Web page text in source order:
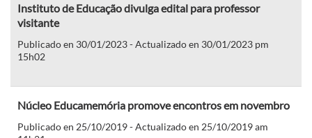
Instituto de Educação divulga edital para professor
visitante
Publicado en 30/01/2023 - Actualizado en 30/01/2023 pm
15h02
Núcleo Educamemória promove encontros em novembro
Publicado en 25/10/2019 - Actualizado en 25/10/2019 am